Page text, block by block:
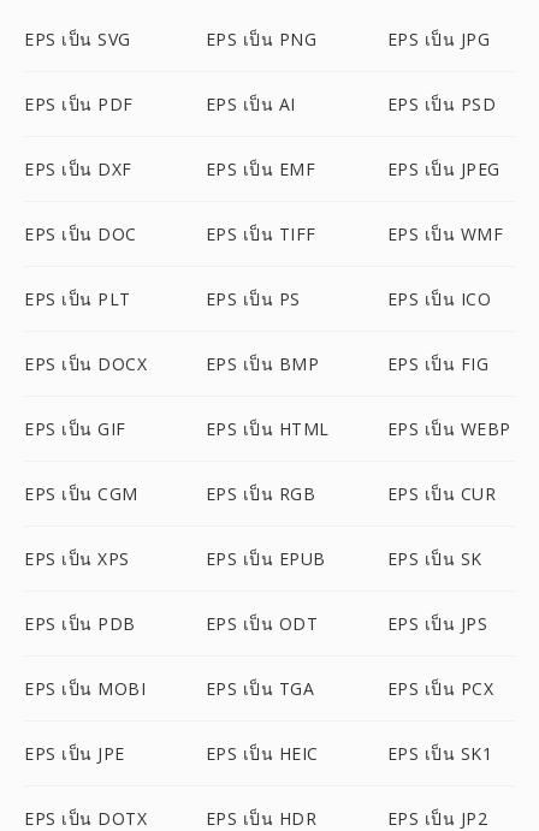
EPS เป็น SVG EPS เป็น PNG EPS เป็น JPG
EPS เป็น PDF EPS เป็น AI EPS เป็น PSD
EPS เป็น DXF EPS เป็น EMF EPS เป็น JPEG
EPS เป็น DOC EPS เป็น TIFF EPS เป็น WMF
EPS เป็น PLT EPS เป็น PS EPS เป็น ICO
EPS เป็น DOCX EPS เป็น BMP EPS เป็น FIG
EPS เป็น GIF EPS เป็น HTML EPS เป็น WEBP
EPS เป็น CGM EPS เป็น RGB EPS เป็น CUR
EPS เป็น XPS EPS เป็น EPUB EPS เป็น SK
EPS เป็น PDB EPS เป็น ODT EPS เป็น JPS
EPS เป็น MOBI EPS เป็น TGA EPS เป็น PCX
EPS เป็น JPE EPS เป็น HEIC EPS เป็น SK1
EPS เป็น DOTX EPS เป็น HDR EPS เป็น JP2